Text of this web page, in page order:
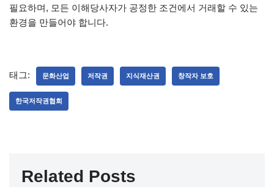
필요하며, 모든 이해당사자가 공정한 조건에서 거래할 수 있는
환경을 만들어야 합니다.
태그: 문화산업 저작권 지식재산권 창작자 보호
한국저작권협회
Related Posts